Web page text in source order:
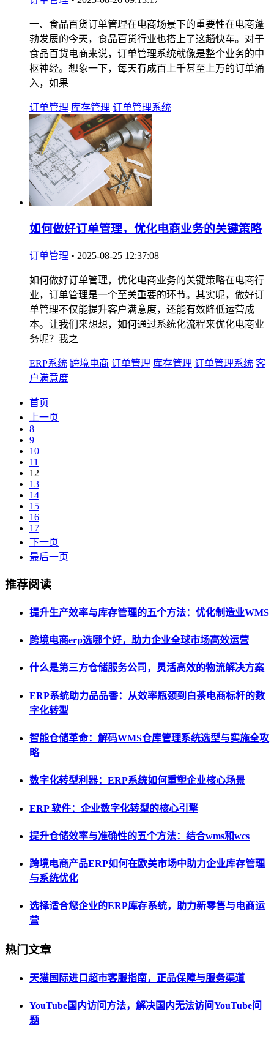
一、食品百货订单管理在电商场景下的重要性在电商蓬
勃发展的今天，食品百货行业也搭上了这趟快车。对于
食品百货电商来说，订单管理系统就像是整个业务的中
枢神经。想象一下，每天有成百上千甚至上万的订单涌
入，如果
订单管理 库存管理 订单管理系统
如何做好订单管理，优化电商业务的关键策略
订单管理 • 2025-08-25 12:37:08
如何做好订单管理，优化电商业务的关键策略在电商行
业，订单管理是一个至关重要的环节。其实呢，做好订
单管理不仅能提升客户满意度，还能有效降低运营成
本。让我们来想想，如何通过系统化流程来优化电商业
务呢？我之
ERP系统 跨境电商 订单管理 库存管理 订单管理系统 客
户满意度
首页
上一页
8
9
10
11
12
13
14
15
16
17
下一页
最后一页
推荐阅读
提升生产效率与库存管理的五个方法：优化制造业WMS
跨境电商erp选哪个好，助力企业全球市场高效运营
什么是第三方仓储服务公司，灵活高效的物流解决方案
ERP系统助力品品香：从效率瓶颈到白茶电商标杆的数
字化转型
智能仓储革命：解码WMS仓库管理系统选型与实施全攻
略
数字化转型利器：ERP系统如何重塑企业核心场景
ERP 软件：企业数字化转型的核心引擎
提升仓储效率与准确性的五个方法：结合wms和wcs
跨境电商产品ERP如何在欧美市场中助力企业库存管理
与系统优化
选择适合您企业的ERP库存系统，助力新零售与电商运
营
热门文章
天猫国际进口超市客服指南，正品保障与服务渠道
YouTube国内访问方法，解决国内无法访问YouTube问
题